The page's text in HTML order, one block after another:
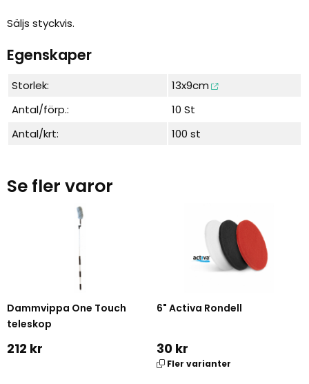
Säljs styckvis.
Egenskaper
Storlek:
13x9cm
Antal/förp.:
10 St
Antal/krt:
100 st
Se fler varor
Dammvippa One Touch
teleskop
212 kr
6" Activa Rondell
30 kr
Fler varianter